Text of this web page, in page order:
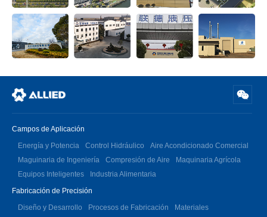
Campos de Aplicación
Energía y Potencia
Control Hidráulico
Aire Acondicionado Comercial
Maguinaria de Ingeniería
Compresión de Aire
Maquinaria Agrícola
Equipos Inteligentes
Industria Alimentaria
Fabricación de Precisión
Diseño y Desarrollo
Procesos de Fabricación
Materiales